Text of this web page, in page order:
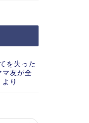
を失った
マ友が全
より